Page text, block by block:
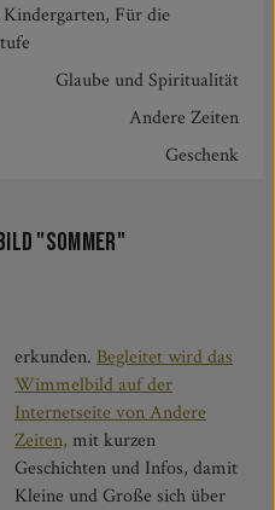
Für die
Glaube und Spiritualität
Andere Zeiten
Geschenk
"Sommer"
erkunden. Begleitet wird das
Wimmelbild auf der
Internetseite von Andere
Zeiten, mit kurzen
Geschichten und Infos, damit
Kleine und Große sich über